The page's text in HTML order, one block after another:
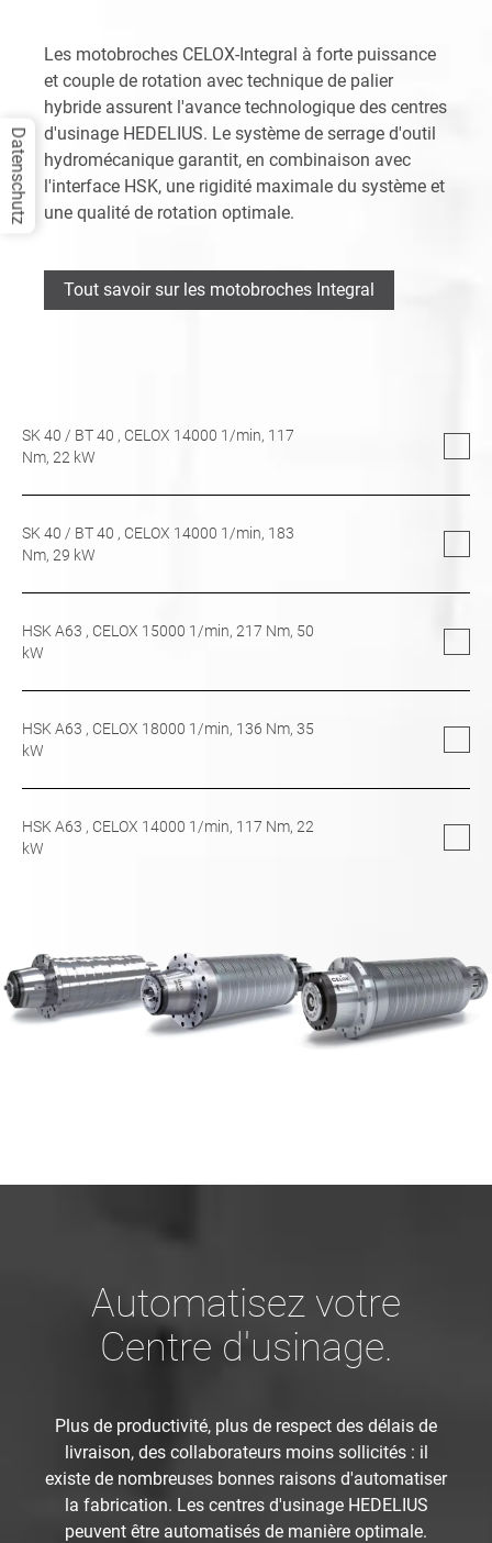
Les motobroches CELOX-Integral à forte puissance
et couple de rotation avec technique de palier
hybride assurent l'avance technologique des centres
d'usinage HEDELIUS. Le système de serrage d'outil
hydromécanique garantit, en combinaison avec
l'interface HSK, une rigidité maximale du système et
une qualité de rotation optimale.
Tout savoir sur les motobroches Integral
SK 40 / BT 40 , CELOX 14000 1/min, 117
Nm, 22 kW
SK 40 / BT 40 , CELOX 14000 1/min, 183
Nm, 29 kW
HSK A63 , CELOX 15000 1/min, 217 Nm, 50
kW
HSK A63 , CELOX 18000 1/min, 136 Nm, 35
kW
HSK A63 , CELOX 14000 1/min, 117 Nm, 22
kW
Automatisez votre
Centre d'usinage.
Plus de productivité, plus de respect des délais de
livraison, des collaborateurs moins sollicités : il
existe de nombreuses bonnes raisons d'automatiser
la fabrication. Les centres d'usinage HEDELIUS
peuvent être automatisés de manière optimale.
Datenschutz